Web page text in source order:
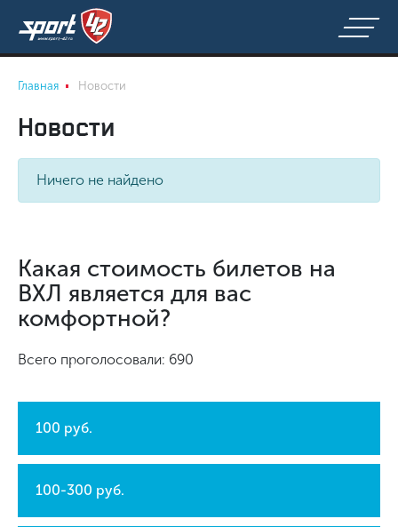
Главная Новости
Новости
Ничего не найдено
Какая стоимость билетов на
ВХЛ является для вас
комфортной?
Всего проголосовали: 690
100 руб.
100-300 руб.